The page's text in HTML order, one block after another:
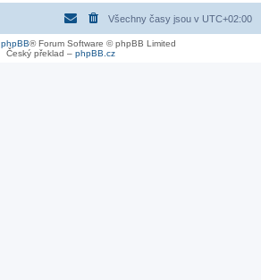
Všechny časy jsou v UTC+02:00
phpBB® Forum Software © phpBB Limited
Český překlad – phpBB.cz